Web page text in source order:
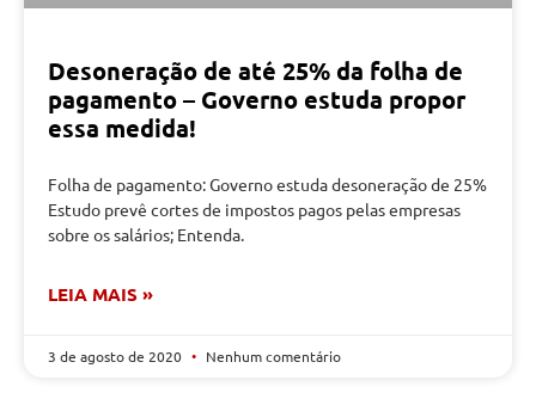
Desoneração de até 25% da folha de
pagamento – Governo estuda propor
essa medida!
Folha de pagamento: Governo estuda desoneração de 25%
Estudo prevê cortes de impostos pagos pelas empresas
sobre os salários; Entenda.
LEIA MAIS »
3 de agosto de 2020 Nenhum comentário